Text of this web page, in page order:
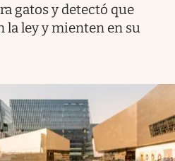
gatos y detectó que
ley y mienten en su